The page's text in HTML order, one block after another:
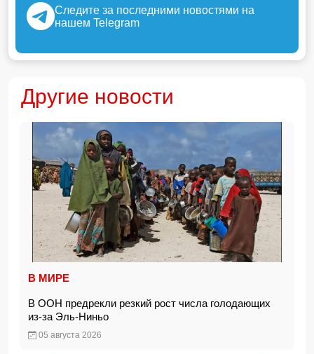
Следите за последними новостями на
нашем Telegram
Другие новости
В МИРЕ
В ООН предрекли резкий рост числа голодающих
из-за Эль-Ниньо
05 августа 2026